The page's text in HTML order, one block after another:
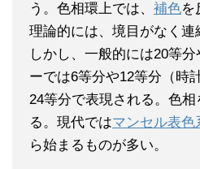
う。色相環上では、 補色を
理論的には、境目がなく連
しかし、一般的には20等分
ーでは6等分や12等分（時
24等分で表現される。色相
る。現代ではマンセル表色
ら始まるものが多い。